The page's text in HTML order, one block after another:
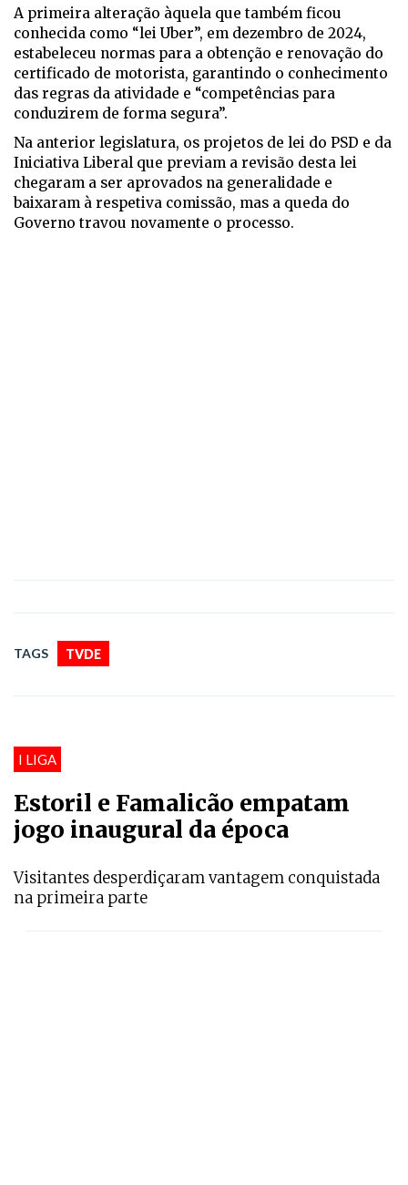
A primeira alteração àquela que também ficou
conhecida como “lei Uber”, em dezembro de 2024,
estabeleceu normas para a obtenção e renovação do
certificado de motorista, garantindo o conhecimento
das regras da atividade e “competências para
conduzirem de forma segura”.
Na anterior legislatura, os projetos de lei do PSD e da
Iniciativa Liberal que previam a revisão desta lei
chegaram a ser aprovados na generalidade e
baixaram à respetiva comissão, mas a queda do
Governo travou novamente o processo.
TAGS TVDE
I LIGA
Estoril e Famalicão empatam
jogo inaugural da época
Visitantes desperdiçaram vantagem conquistada
na primeira parte